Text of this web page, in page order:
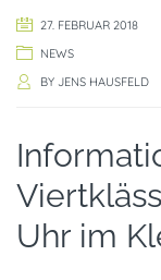
27. FEBRUAR 2018
NEWS
BY JENS HAUSFELD
Uhr im